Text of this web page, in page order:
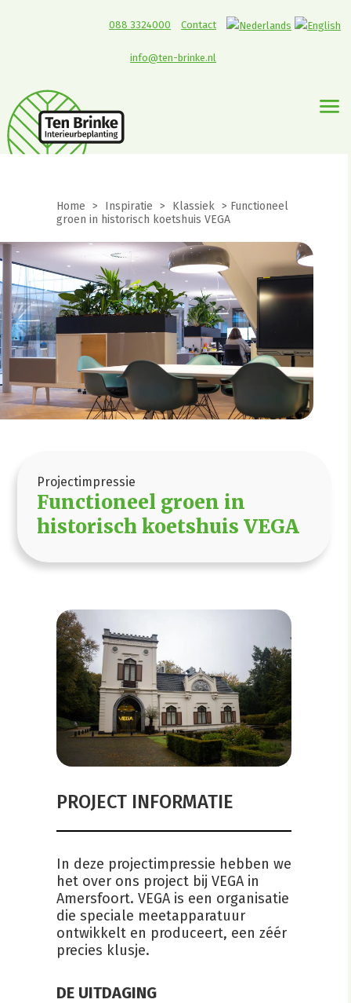
Contact
088 3324000
info@ten-brinke.nl
Home > Inspiratie > Klassiek > Functioneel
groen in historisch koetshuis VEGA
Projectimpressie
Functioneel groen in
historisch koetshuis VEGA
PROJECT INFORMATIE
In deze projectimpressie hebben we
het over ons project bij VEGA in
Amersfoort. VEGA is een organisatie
die speciale meetapparatuur
ontwikkelt en produceert, een zéér
precies klusje.
DE UITDAGING